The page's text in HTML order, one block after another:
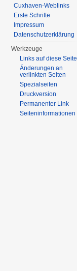
Cuxhaven-Weblinks
Erste Schritte
Impressum
Datenschutzerklärung
Werkzeuge
Links auf diese Seite
Änderungen an
verlinkten Seiten
Spezialseiten
Druckversion
Permanenter Link
Seiten­informationen